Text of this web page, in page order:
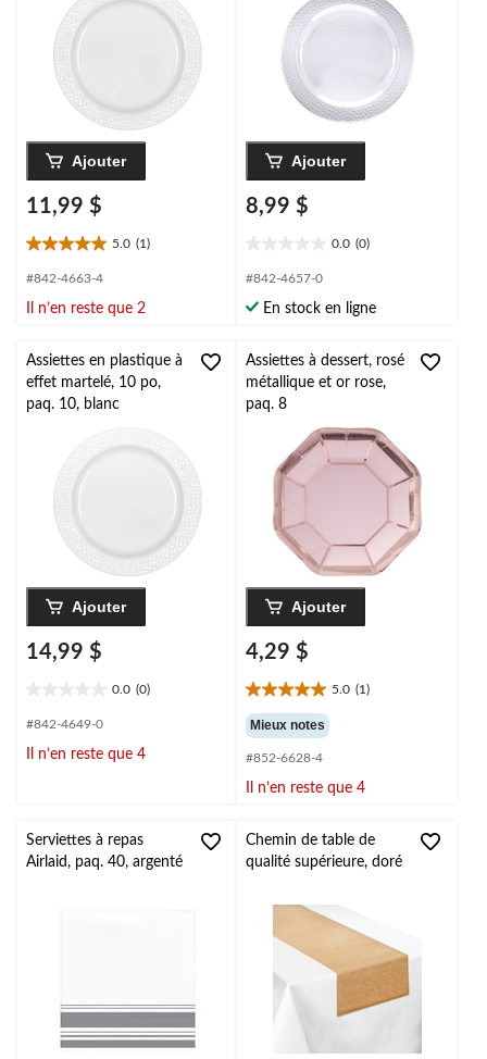
Ajouter
11,99 $
5.0 (1)
5.0
étoile(s)
5.
évaluation
#842-4663-4
Il n’en reste que 2
Ajouter
8,99 $
0.0 (0)
étoile(s)
5.
#842-4657-0
En stock en ligne
Assiettes en plastique à
effet martelé, 10 po,
paq. 10, blanc
Ajouter
14,99 $
0.0 (0)
étoile(s)
5.
#842-4649-0
Il n’en reste que 4
Assiettes à dessert, rosé
métallique et or rose,
paq. 8
Ajouter
4,29 $
5.0 (1)
5.0
étoile(s)
sur
5.
1
Mieux notes
#852-6628-4
Il n’en reste que 4
Serviettes à repas
Airlaid, paq. 40, argenté
Chemin de table de
qualité supérieure, doré